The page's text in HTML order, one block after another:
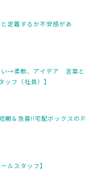
定着するか不安感があ
い→柔軟、アイデア 言葉と
ッフ（社員）】
期＆急募!!宅配ボックスのＰ
ルスタッフ】